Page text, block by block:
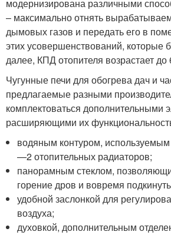
модернизирована различными
– максимально отнять
дымовых газов и передать его в
этих усовершенствований, которые
далее, КПД отопителя возрастает до
Чугунные печи для обогрева дач и
предлагаемые разными
комплектоваться дополнительными
расширяющими их
водяным контуром,
—2 отопительных радиаторов;
панорамным стеклом,
горение дров и вовремя
удобной заслонкой для
воздуха;
духовкой, дополнительным